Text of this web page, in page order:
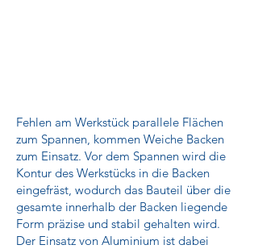
Fehlen am Werkstück parallele Flächen
zum Spannen, kommen Weiche Backen
zum Einsatz. Vor dem Spannen wird die
Kontur des Werkstücks in die Backen
eingefräst, wodurch das Bauteil über die
gesamte innerhalb der Backen liegende
Form präzise und stabil gehalten wird.
Der Einsatz von Aluminium ist dabei